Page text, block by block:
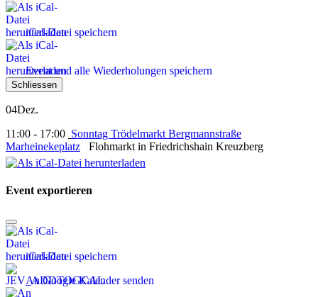
iCal-Datei speichern
Event und alle Wiederholungen speichern
Schliessen
04Dez.
11:00 - 17:00 Sonntag Trödelmarkt Bergmannstraße
Marheinekeplatz Flohmarkt in Friedrichshain Kreuzberg
Event exportieren
iCal-Datei speichern
An Google Kalender senden